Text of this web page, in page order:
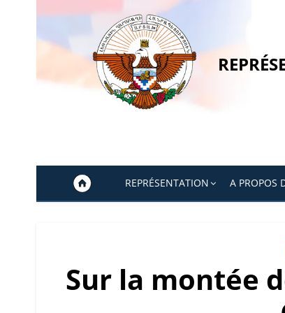
content
REPRÉSENTATION A PROPOS
Sur la montée